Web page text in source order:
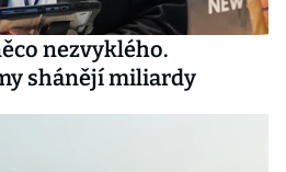
nezvyklého.
shánějí miliardy